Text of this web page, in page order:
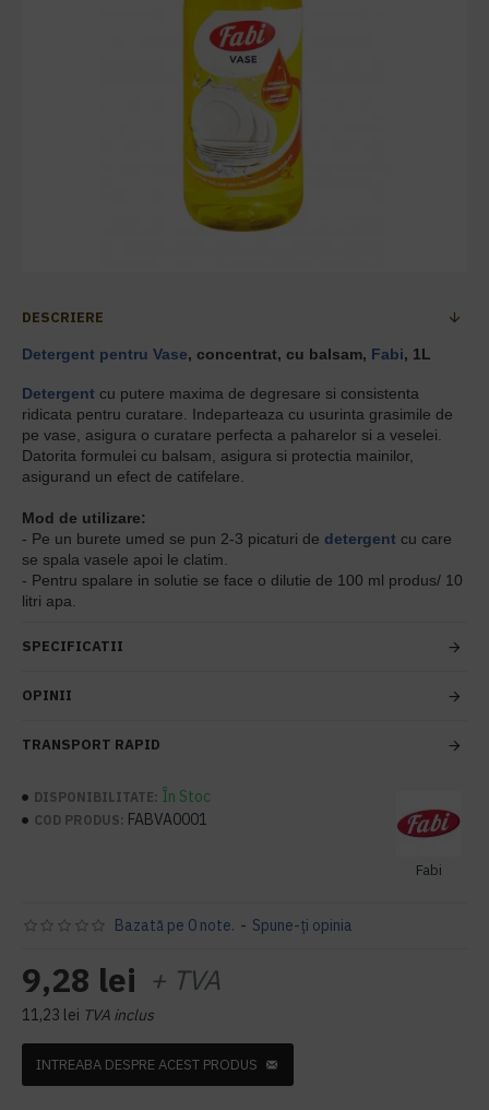
DESCRIERE
Detergent pentru Vase, concentrat, cu balsam, Fabi, 1L
Detergent cu putere maxima de degresare si consistenta
ridicata pentru curatare. Indeparteaza cu usurinta grasimile de
pe vase, asigura o curatare perfecta a paharelor si a veselei.
Datorita formulei cu balsam, asigura si protectia mainilor,
asigurand un efect de catifelare.
Mod de utilizare:
- Pe un burete umed se pun 2-3 picaturi de detergent cu care
se spala vasele apoi le clatim.
- Pentru spalare in solutie se face o dilutie de 100 ml produs/ 10
litri apa.
SPECIFICATII
OPINII
TRANSPORT RAPID
DISPONIBILITATE: În Stoc
COD PRODUS: FABVA0001
Fabi
Bazată pe 0 note. - Spune-ţi opinia
9,28 lei + TVA
11,23 lei TVA inclus
INTREABA DESPRE ACEST PRODUS